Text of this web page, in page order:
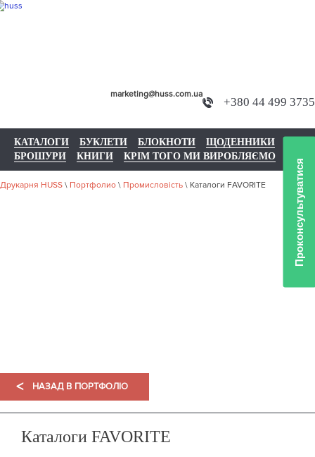
+380 44 499 3735
marketing@huss.com.ua
КАТАЛОГИ БУКЛЕТИ БЛОКНОТИ
ЩОДЕННИКИ
БРОШУРИ
КНИГИ КРІМ ТОГО МИ ВИРОБЛЯЄМО
Друкарня HUSS \ Портфолио \ Промисловість \ Каталоги FAVORITE
< НАЗАД В ПОРТФОЛІО
Каталоги FAVORITE
Проконсультуватися